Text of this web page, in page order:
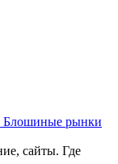
Блошиные рынки
сайты. Где